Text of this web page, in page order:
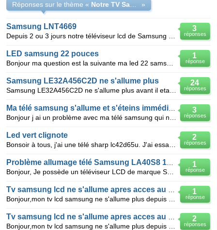
Réponses sur le thème « »
3
réponses
Samsung LNT4669
1
réponse
LED samsung 22 pouces
24
réponses
Samsung LE32A456C2D ne s'allume plus
3
réponses
2
réponses
Led vert clignote
1
réponse
1
réponse
2
réponses